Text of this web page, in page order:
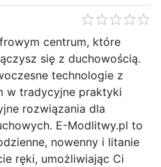
centrum, które
się z duchowością.
technologie z
w tradycyjne praktyki
rozwiązania dla
E-Modlitwy.pl to
nowenny i litanie
ręki, umożliwiając Ci